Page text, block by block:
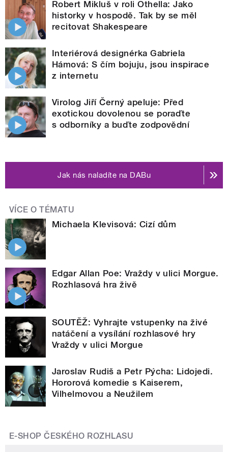
Robert Mikluš v roli Othella: Jako
historky v hospodě. Tak by se měl
recitovat Shakespeare
Interiérová designérka Gabriela
Hámová: S čím bojuju, jsou inspirace
z internetu
Virolog Jiří Černý apeluje: Před
exotickou dovolenou se poraďte
s odborníky a buďte zodpovědní
Jak nás naladíte na DABu
VÍCE O TÉMATU
Michaela Klevisová: Cizí dům
Edgar Allan Poe: Vraždy v ulici Morgue.
Rozhlasová hra živě
SOUTĚŽ: Vyhrajte vstupenky na živé
natáčení a vysílání rozhlasové hry
Vraždy v ulici Morgue
Jaroslav Rudiš a Petr Pýcha: Lidojedi.
Hororová komedie s Kaiserem,
Vilhelmovou a Neužilem
E-SHOP ČESKÉHO ROZHLASU